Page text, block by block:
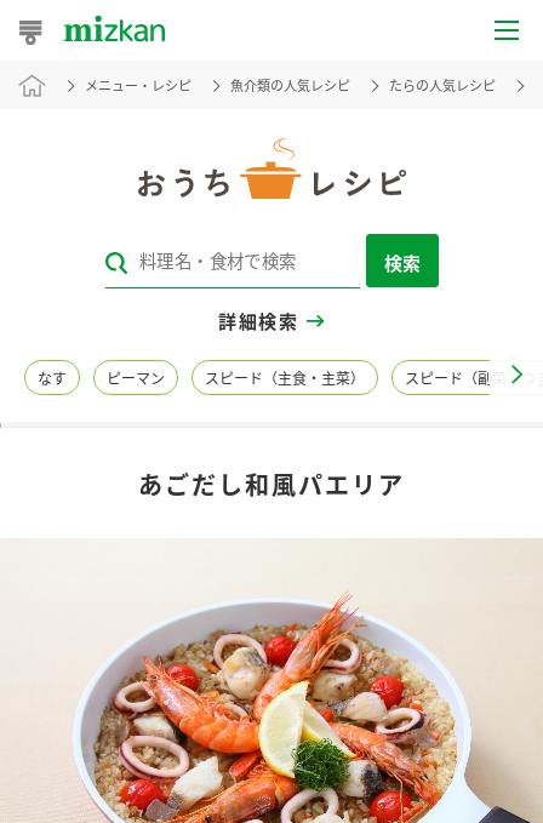
おうちレシピ
レシピカテゴリ一覧
レシピ名特集
商品情報
調味酢
お酢ドリンク ぽん酢
キャンペーン情報
ブランド・スペシャルサイト
ブランド・スペシャルサイト トップ
メニュー・レシピ 魚介類の人気レシピ たらの人気レシピ
検索
詳細検索
なす ピーマン スピード（主食・主菜） スピード（副菜・つ
あごだし和風パエリア